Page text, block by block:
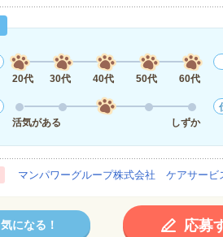
20代
30代 40代 50代 60代
活気がある
しずか
マンパワーグループ株式会社 ケアサービ
気になる！ 応募